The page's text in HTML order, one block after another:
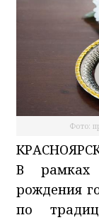
Фото:
В рамках
рождения
по